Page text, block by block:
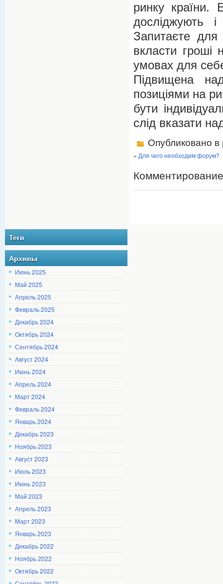
ринку країни.
досліджують
Запитаєте
вкласти гроші
умовах для
Підвищена
позиціями на
бути
слід вказати
Опубликовано
« Для чего необходим форум?
Теги
Архивы
Июнь 2025
Май 2025
Апрель 2025
Февраль 2025
Декабрь 2024
Октябрь 2024
Сентябрь 2024
Август 2024
Июнь 2024
Апрель 2024
Март 2024
Февраль 2024
Январь 2024
Декабрь 2023
Ноябрь 2023
Август 2023
Июль 2023
Июнь 2023
Май 2023
Апрель 2023
Март 2023
Январь 2023
Декабрь 2022
Ноябрь 2022
Октябрь 2022